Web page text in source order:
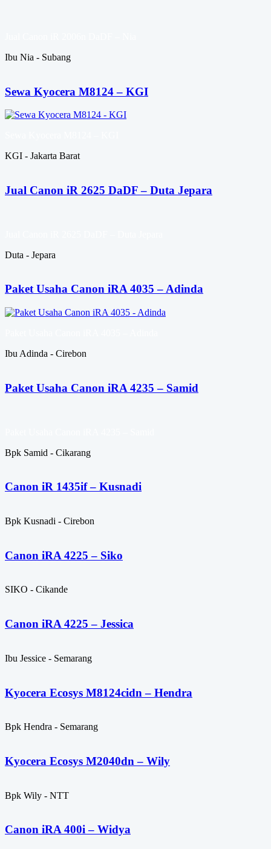
Ibu Nia - Subang
Sewa Kyocera M8124 – KGI
KGI - Jakarta Barat
Jual Canon iR 2625 DaDF – Duta Jepara
Duta - Jepara
Paket Usaha Canon iRA 4035 – Adinda
Ibu Adinda - Cirebon
Paket Usaha Canon iRA 4235 – Samid
Bpk Samid - Cikarang
Canon iR 1435if – Kusnadi
Bpk Kusnadi - Cirebon
Canon iRA 4225 – Siko
SIKO - Cikande
Canon iRA 4225 – Jessica
Ibu Jessice - Semarang
Kyocera Ecosys M8124cidn – Hendra
Bpk Hendra - Semarang
Kyocera Ecosys M2040dn – Wily
Bpk Wily - NTT
Canon iRA 400i – Widya